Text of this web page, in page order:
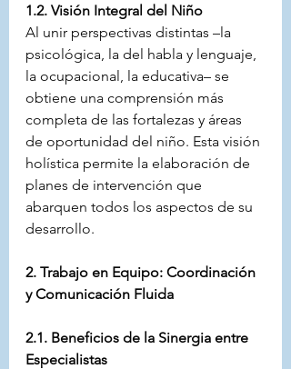
1.2. Visión Integral del Niño
Al unir perspectivas distintas –la
psicológica, la del habla y lenguaje,
la ocupacional, la educativa– se
obtiene una comprensión más
completa de las fortalezas y áreas
de oportunidad del niño. Esta visión
holística permite la elaboración de
planes de intervención que
abarquen todos los aspectos de su
desarrollo.
2. Trabajo en Equipo: Coordinación
y Comunicación Fluida
2.1. Beneficios de la Sinergia entre
Especialistas